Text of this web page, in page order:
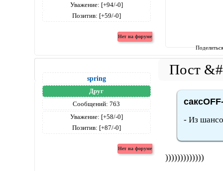
Уважение: [+94/-0]
Позитив: [+59/-0]
spring
Друг
Сообщений: 763
Уважение: [+58/-0]
Позитив: [+87/-0]
- Из
)))))))))))))